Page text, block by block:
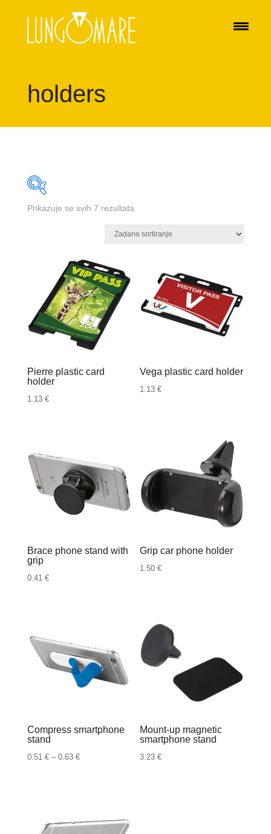
holders
Prikazuje se svih 7 rezultata
Pierre plastic card
holder
1.13 €
Vega plastic card holder
1.13€
Brace phone stand with
grip
0.41 €
Grip car phone holder
1.50€
Compress smartphone
stand
0.51 € – 0.63 €Raspon
do
Mount-up magnetic
smartphone stand
3.23€